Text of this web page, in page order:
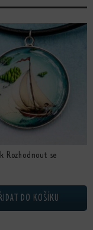
Rozhodnout se
DO KOŠÍKU